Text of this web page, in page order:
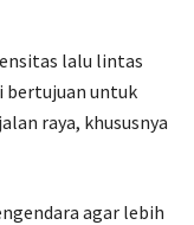
lalu lintas
bertujuan untuk
raya, khususnya
agar lebih